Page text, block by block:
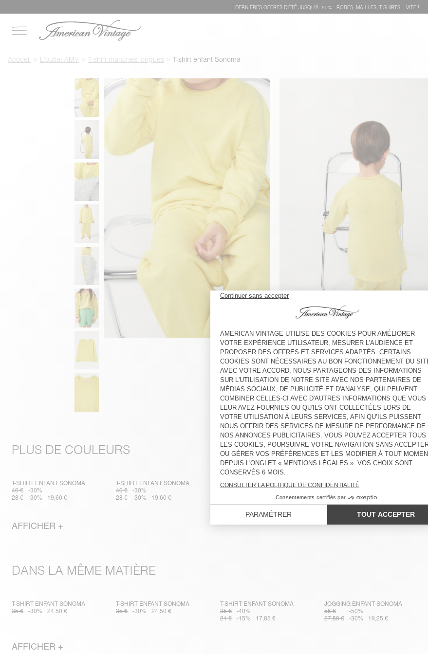
DERNIÈRES OFFRES D'ÉTÊ JUSQU'À -50% : ROBES, MAILLES, T-SHIRTS... VITE !
Accueil L'outlet AMV T-shirt manches longues T-shirt enfant Sonoma
PLUS DE COULEURS
T-SHIRT ENFANT SONOMA
40 €
-30%
28 €
-30% 19,60 €
T-SHIRT ENFANT SONOMA
40 €
-30%
28 €
-30% 19,60 €
T-SHIRT ENFANT SONOMA
40 €
-30%
T-SHIRT ENFANT SONOMA
40 €
-30%
28 €
-30% 19,60 €
AFFICHER +
DANS LA MÊME MATIÈRE
T-SHIRT ENFANT SONOMA
35 €
-30% 24,50 €
T-SHIRT ENFANT SONOMA
35 €
-30% 24,50 €
T-SHIRT ENFANT SONOMA
35 €
-40%
21 €
-15% 17,85 €
JOGGING ENFANT SONOMA
55 €
-50%
27,50 €
-30% 19,25 €
AFFICHER +